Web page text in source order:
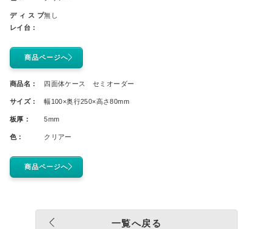
ディスプ
レイ台：
無し
商品ページへ
商品名： 四面体ケース セミオーダー
サイズ： 幅100×奥行250×高さ80mm
板厚： 5mm
色： クリアー
商品ページへ
一覧へ戻る